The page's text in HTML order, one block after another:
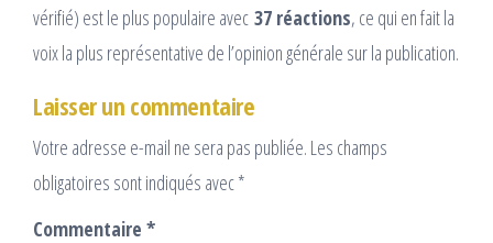
vérifié) est le plus populaire avec 37 réactions, ce qui en fait la
voix la plus représentative de l’opinion générale sur la publication.
Laisser un commentaire
Votre adresse e-mail ne sera pas publiée. Les champs
obligatoires sont indiqués avec*
Commentaire *